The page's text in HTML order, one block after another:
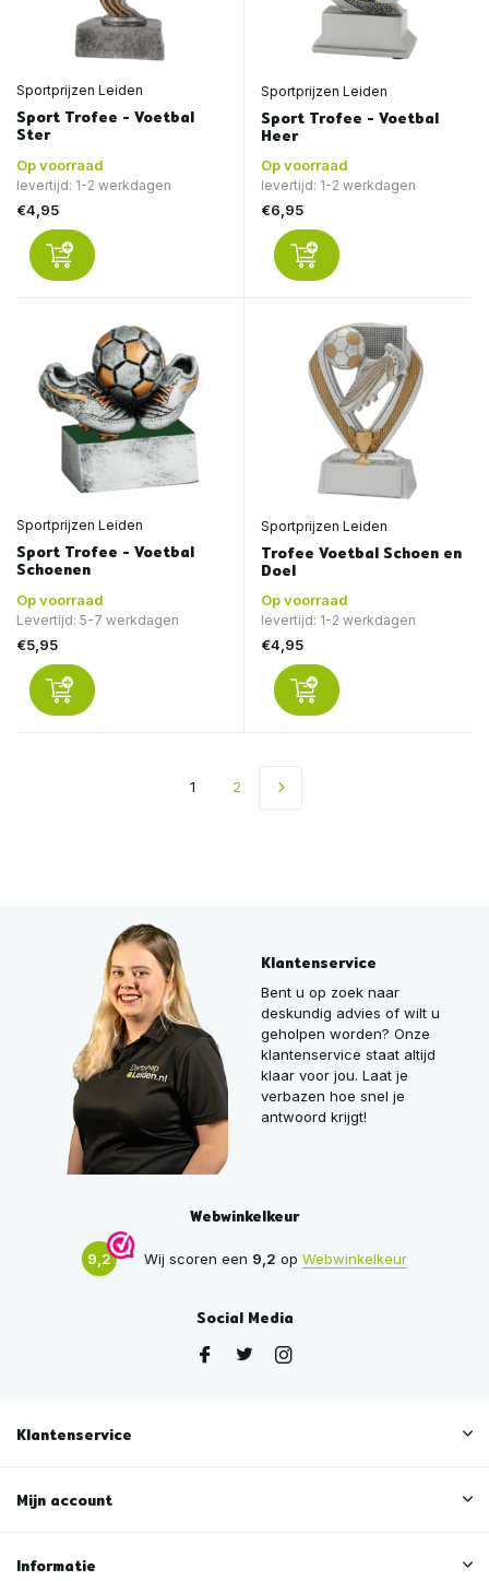
Sportprijzen Leiden
Sport Trofee - Voetbal
Ster
Op voorraad
levertijd: 1-2 werkdagen
€4,95
Sportprijzen Leiden
Sport Trofee - Voetbal
Heer
Op voorraad
levertijd: 1-2 werkdagen
€6,95
Sportprijzen Leiden
Sport Trofee - Voetbal
Schoenen
Op voorraad
Levertijd: 5-7 werkdagen
€5,95
Sportprijzen Leiden
Trofee Voetbal Schoen en
Doel
Op voorraad
levertijd: 1-2 werkdagen
€4,95
1 2
Klantenservice
Bent u op zoek naar
deskundig advies of wilt u
geholpen worden? Onze
klantenservice staat altijd
klaar voor jou. Laat je
verbazen hoe snel je
antwoord krijgt!
Webwinkelkeur
9,2 Wij scoren een 9,2 op Webwinkelkeur
Social Media
Klantenservice
Mijn account
Informatie